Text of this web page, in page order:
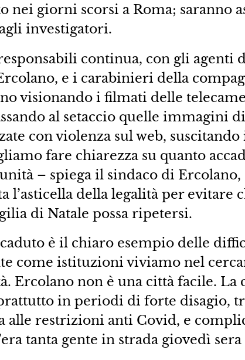
nei giorni scorsi a Roma; saranno
investigatori.
continua, con gli agenti
e i carabinieri della
visionando i filmati delle
al setaccio quelle immagini
con violenza sul web,
fare chiarezza su quanto
– spiega il sindaco di
l’asticella della legalità per evitare
di Natale possa ripetersi.
è il chiaro esempio delle
come istituzioni viviamo nel
Ercolano non è una città facile.
in periodi di forte disagio,
alle restrizioni anti Covid, e
tanta gente in strada giovedì